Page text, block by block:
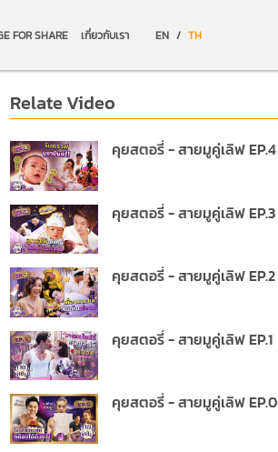
FOR SHARE เกี่ยวกับเรา EN / TH
Relate Video
คุยสตอรี่ - สายมูคู่เลิฟ EP.4
คุยสตอรี่ - สายมูคู่เลิฟ EP.3
คุยสตอรี่ - สายมูคู่เลิฟ EP.2
คุยสตอรี่ - สายมูคู่เลิฟ EP.1
คุยสตอรี่ - สายมูคู่เลิฟ EP.0